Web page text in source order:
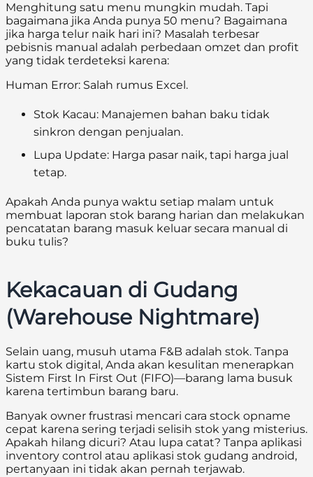
Menghitung satu menu mungkin mudah. Tapi
bagaimana jika Anda punya 50 menu? Bagaimana
jika harga telur naik hari ini? Masalah terbesar
pebisnis manual adalah perbedaan omzet dan profit
yang tidak terdeteksi karena:
Human Error: Salah rumus Excel.
Stok Kacau: Manajemen bahan baku tidak
sinkron dengan penjualan.
Lupa Update: Harga pasar naik, tapi harga jual
tetap.
Apakah Anda punya waktu setiap malam untuk
membuat laporan stok barang harian dan melakukan
pencatatan barang masuk keluar secara manual di
buku tulis?
Kekacauan di Gudang
(Warehouse Nightmare)
Selain uang, musuh utama F&B adalah stok. Tanpa
kartu stok digital, Anda akan kesulitan menerapkan
Sistem First In First Out (FIFO)—barang lama busuk
karena tertimbun barang baru.
Banyak owner frustrasi mencari cara stock opname
cepat karena sering terjadi selisih stok yang misterius.
Apakah hilang dicuri? Atau lupa catat? Tanpa aplikasi
inventory control atau aplikasi stok gudang android,
pertanyaan ini tidak akan pernah terjawab.